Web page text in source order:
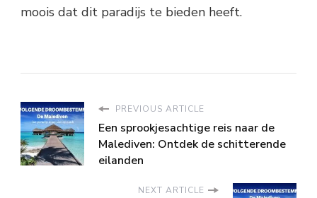
moois dat dit paradijs te bieden heeft.
PREVIOUS ARTICLE
Een sprookjesachtige reis naar de
Malediven: Ontdek de schitterende
eilanden
NEXT ARTICLE